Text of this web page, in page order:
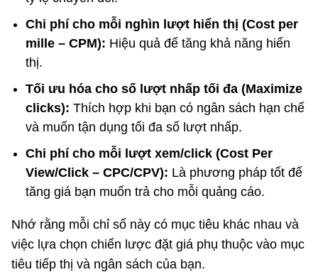
Chi phí cho mỗi nghìn lượt hiển thị (Cost per
mille – CPM): Hiệu quả để tăng khả năng hiển
thị.
Tối ưu hóa cho số lượt nhấp tối đa (Maximize
clicks): Thích hợp khi bạn có ngân sách hạn chế
và muốn tận dụng tối đa số lượt nhấp.
Chi phí cho mỗi lượt xem/click (Cost Per
View/Click – CPC/CPV): Là phương pháp tốt để
tăng giá bạn muốn trả cho mỗi quảng cáo.
Nhớ rằng mỗi chỉ số này có mục tiêu khác nhau và
việc lựa chọn chiến lược đặt giá phụ thuộc vào mục
tiêu tiếp thị và ngân sách của bạn.